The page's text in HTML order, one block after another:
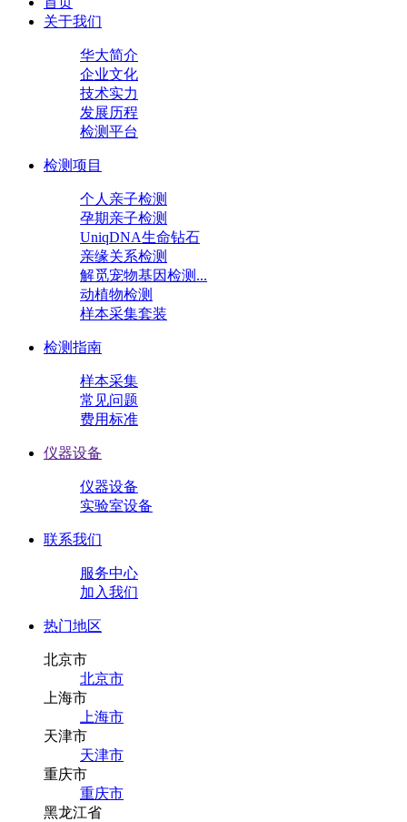
关于我们
华大简介
企业文化
技术实力
发展历程
检测平台
检测项目
个人亲子检测
孕期亲子检测
UniqDNA生命钻石
亲缘关系检测
解觅宠物基因检测...
动植物检测
样本采集套装
检测指南
样本采集
常见问题
费用标准
仪器设备
仪器设备
实验室设备
联系我们
服务中心
加入我们
热门地区
北京市
北京市
上海市
上海市
天津市
天津市
重庆市
重庆市
黑龙江省